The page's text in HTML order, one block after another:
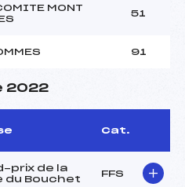
MONT
51
91
2022
Cat.
prix de la
du Bouchet
FFS